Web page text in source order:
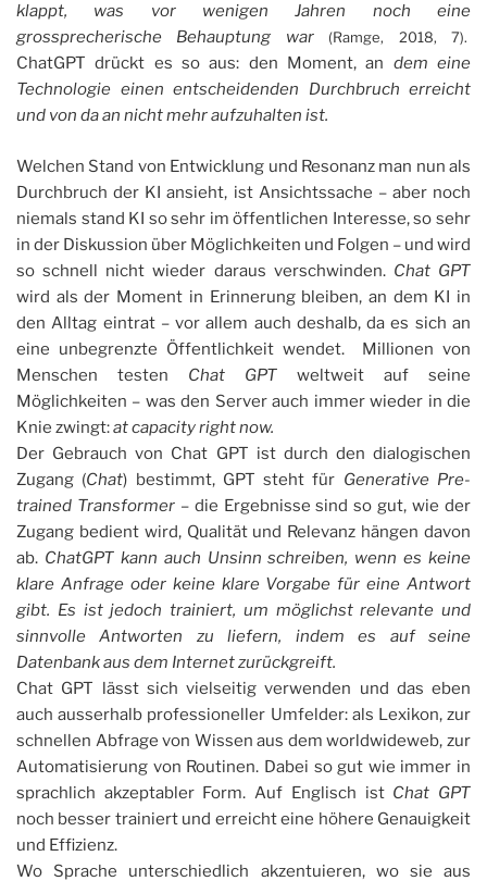
klappt, was vor wenigen Jahren noch eine
grossprecherische Behauptung war
(Ramge, 2018, 7).
ChatGPT drückt es so aus: den Moment, an dem eine
Technologie einen entscheidenden Durchbruch erreicht
und von da an nicht mehr aufzuhalten ist.
Welchen Stand von Entwicklung und Resonanz man nun als
Durchbruch der KI ansieht, ist Ansichtssache – aber noch
niemals stand KI so sehr im öffentlichen Interesse, so sehr
in der Diskussion über Möglichkeiten und Folgen – und wird
so schnell nicht wieder daraus verschwinden. Chat GPT
wird als der Moment in Erinnerung bleiben, an dem KI in
den Alltag eintrat – vor allem auch deshalb, da es sich an
eine unbegrenzte Öffentlichkeit wendet. Millionen von
Menschen testen Chat GPT weltweit auf seine
Möglichkeiten – was den Server auch immer wieder in die
Knie zwingt:at capacity right now.
Der Gebrauch von Chat GPT ist durch den dialogischen
Zugang (Chat) bestimmt, GPT steht für Generative Pre-
trained Transformer– die Ergebnisse sind so gut, wie der
Zugang bedient wird, Qualität und Relevanz hängen davon
ab. ChatGPT kann auch Unsinn schreiben, wenn es keine
klare Anfrage oder keine klare Vorgabe für eine Antwort
gibt. Es ist jedoch trainiert, um möglichst relevante und
sinnvolle Antworten zu liefern, indem es auf seine
Datenbank aus dem Internet zurückgreift.
Chat GPT lässt sich vielseitig verwenden und das eben
auch ausserhalb professioneller Umfelder: als Lexikon, zur
schnellen Abfrage von Wissen aus dem worldwideweb, zur
Automatisierung von Routinen. Dabei so gut wie immer in
sprachlich akzeptabler Form. Auf Englisch ist Chat GPT
noch besser trainiert und erreicht eine höhere Genauigkeit
und Effizienz.
Wo Sprache unterschiedlich akzentuieren, wo sie aus